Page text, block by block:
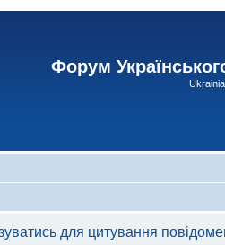
Форум
для цитування